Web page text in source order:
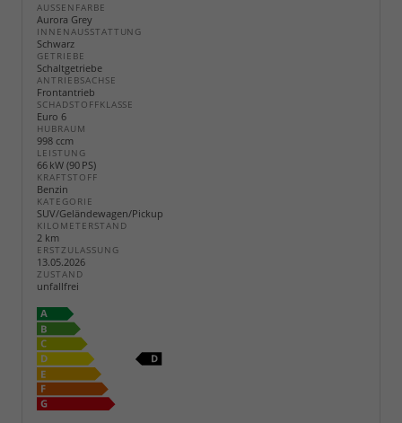
AUSSENFARBE
Aurora Grey
INNENAUSSTATTUNG
Schwarz
GETRIEBE
Schaltgetriebe
ANTRIEBSACHSE
Frontantrieb
SCHADSTOFFKLASSE
Euro 6
HUBRAUM
998 ccm
LEISTUNG
66 kW (90 PS)
KRAFTSTOFF
Benzin
KATEGORIE
SUV/Geländewagen/Pickup
KILOMETERSTAND
2 km
ERSTZULASSUNG
13.05.2026
ZUSTAND
unfallfrei